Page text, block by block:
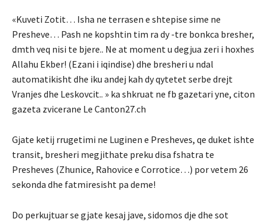
«Kuveti Zotit… Isha ne terrasen e shtepise sime ne
Presheve… Pash ne kopshtin tim ra dy -tre bonkca bresher,
dmth veq nisi te bjere.. Ne at moment u degjua zeri i hoxhes
Allahu Ekber! (Ezani i iqindise) dhe bresheri u ndal
automatikisht dhe iku andej kah dy qytetet serbe drejt
Vranjes dhe Leskovcit.. » ka shkruat ne fb gazetari yne, citon
gazeta zvicerane Le Canton27.ch
Gjate ketij rrugetimi ne Luginen e Presheves, qe duket ishte
transit, bresheri megjithate preku disa fshatra te
Presheves (Zhunice, Rahovice e Corrotice…) por vetem 26
sekonda dhe fatmiresisht pa deme!
Do perkujtuar se gjate kesaj jave, sidomos dje dhe sot